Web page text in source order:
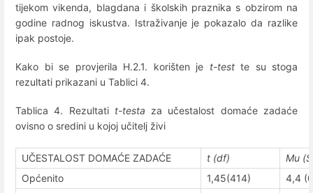
tijekom vikenda, blagdana i školskih praznika s obzirom na
godine radnog iskustva. Istraživanje je pokazalo da razlike
ipak postoje.
Kako bi se provjerila H.2.1. korišten je t-testte su stoga
rezultati prikazani u Tablici 4.
Tablica 4. Rezultati t-testa za učestalost domaće zadaće
ovisno o sredini u kojoj učitelj živi
UČESTALOST DOMAĆE ZADAĆE t (df)
Mu
Općenito
1,45(414)
4,4